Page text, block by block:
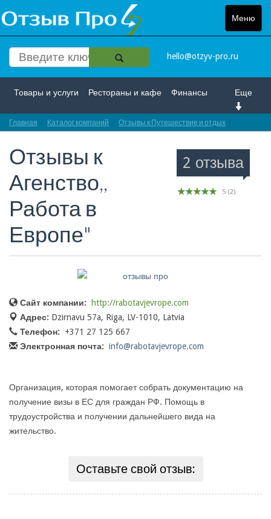
Меню
Toggle
hello@otzyv-pro.ru
Еще
Товары и услуги Рестораны и кафе Финансы
Красота и здоровье Спорт и развлечение
Интернет Путешествие и отдых
Недвижимость Работа
Личности Логистика
Главная Каталог компаний Отзывы к Путешествие и отдых
2 отзыва
5 (2)
Отзывы к
Агенство,,
Работа в
Европе"
Сайт компании:
http://rabotavjevrope.com
Адрес: Dzirnavu 57a, Riga, LV-1010, Latvia
Телефон:
+371 27 125 667
Электронная почта: info@rabotavjevrope.com
Организация, которая помогает собрать документацию на
получение визы в ЕС для граждан РФ. Помощь в
трудоустройства и получении дальнейшего вида на
жительство.
Оставьте свой отзыв: